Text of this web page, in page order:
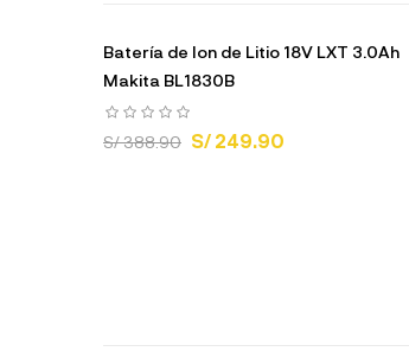
Batería de Ion de Litio 18V LXT 3.0Ah
Makita BL1830B
S/ 388.90 S/ 249.90